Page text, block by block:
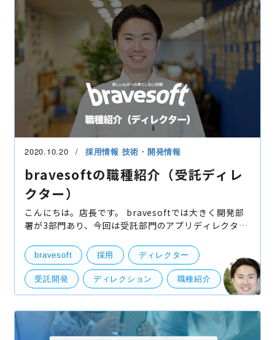
2020.10.20 採用情報 技術・開発情報
bravesoftの職種紹介（受託ディレ
クター）
こんにちは。店長です。 bravesoftでは大きく開発部
署が3部門あり、今回は受託部門のアプリディレクター
レクターってこんなお仕事 受託部門のアプリデ
bravesoft 採用 ディレクター
受託開発 ディレクション 職種紹介